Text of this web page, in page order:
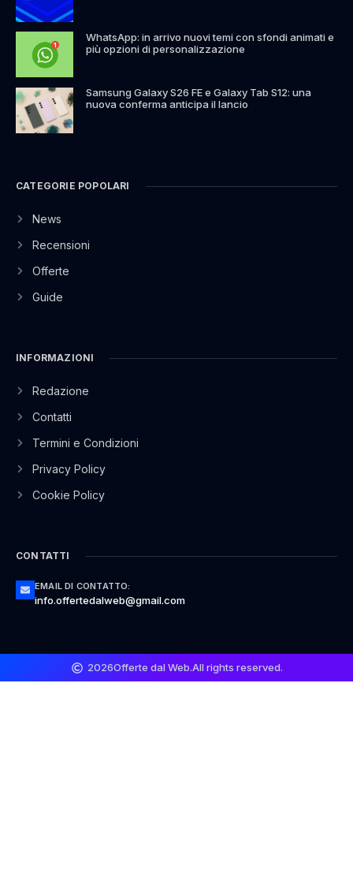
WhatsApp: in arrivo nuovi temi con sfondi animati e
più opzioni di personalizzazione
Samsung Galaxy S26 FE e Galaxy Tab S12: una
nuova conferma anticipa il lancio
CATEGORIE POPOLARI
News
Recensioni
Offerte
Guide
INFORMAZIONI
Redazione
Contatti
Termini e Condizioni
Privacy Policy
Cookie Policy
CONTATTI
EMAIL DI CONTATTO:
info.offertedalweb@gmail.com
2026Offerte dal Web.All rights reserved.